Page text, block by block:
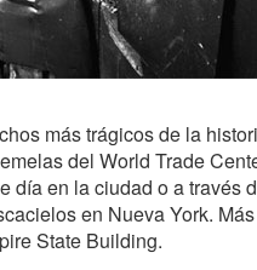
más trágicos de la
del World Trade
en la ciudad o a través
en Nueva York.
State Building.